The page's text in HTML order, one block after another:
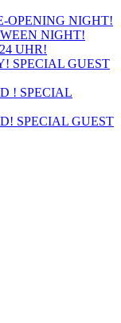
OPENING NIGHT!
NIGHT!
UHR!
SPECIAL GUEST
! SPECIAL
SPECIAL GUEST